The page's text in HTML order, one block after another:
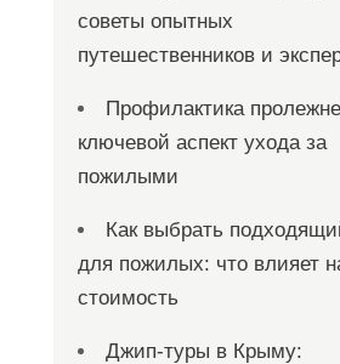
советы опытных
путешественников и
Профилактика
ключевой аспект ухода за
пожилыми
Как выбрать
для пожилых: что влияет
стоимость
Джип-туры в Крыму: